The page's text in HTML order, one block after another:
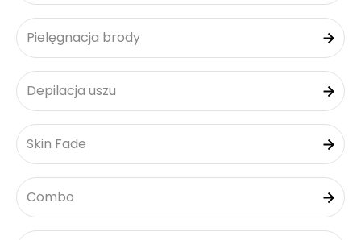
Pielęgnacja brody
Depilacja uszu
Skin Fade
Combo